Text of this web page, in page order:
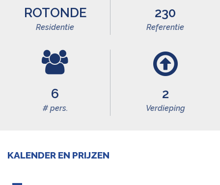
ROTONDE
Residentie
230
Referentie
6
# pers.
2
Verdieping
KALENDER EN PRIJZEN